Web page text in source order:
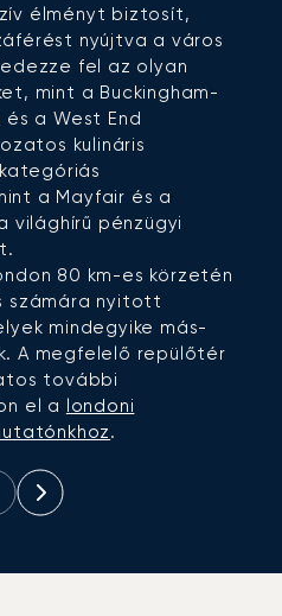
élményt biztosít,
nyújtva a város
fel az olyan
mint a Buckingham-
a West End
kulináris
a Mayfair és a
világhírű pénzügyi
80 km-es körzetén
számára nyitott
mindegyike más-
A megfelelő repülőtér
további
el a londoni
.